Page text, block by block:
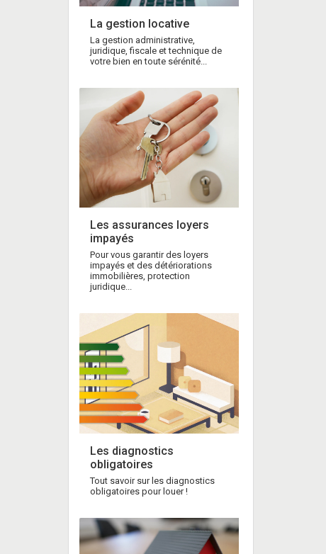
La gestion locative
La gestion administrative,
juridique, fiscale et technique de
votre bien en toute sérénité...
Les assurances loyers
impayés
Pour vous garantir des loyers
impayés et des détériorations
immobilières, protection
juridique...
Les diagnostics
obligatoires
Tout savoir sur les diagnostics
obligatoires pour louer !